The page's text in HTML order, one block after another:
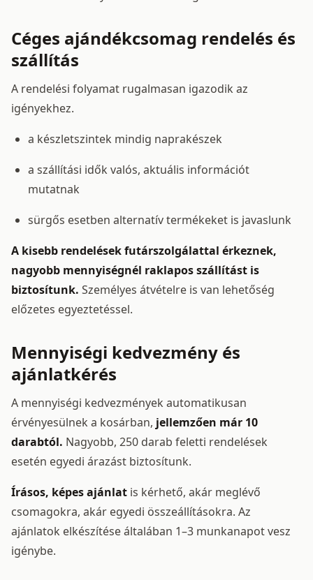
Céges ajándékcsomag rendelés és
szállítás
A rendelési folyamat rugalmasan igazodik az
igényekhez.
a készletszintek mindig naprakészek
a szállítási idők valós, aktuális információt
mutatnak
sürgős esetben alternatív termékeket is javaslunk
A kisebb rendelések futárszolgálattal érkeznek,
nagyobb mennyiségnél raklapos szállítást is
biztosítunk. Személyes átvételre is van lehetőség
előzetes egyeztetéssel.
Mennyiségi kedvezmény és
ajánlatkérés
A mennyiségi kedvezmények automatikusan
érvényesülnek a kosárban, jellemzően már 10
darabtól. Nagyobb, 250 darab feletti rendelések
esetén egyedi árazást biztosítunk.
Írásos, képes ajánlat is kérhető, akár meglévő
csomagokra, akár egyedi összeállításokra. Az
ajánlatok elkészítése általában 1–3 munkanapot vesz
igénybe.